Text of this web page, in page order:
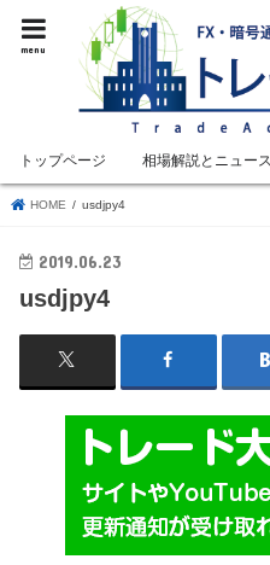
menu
トップページ 相場解説とニュース
HOME usdjpy4
2019.06.23
usdjpy4